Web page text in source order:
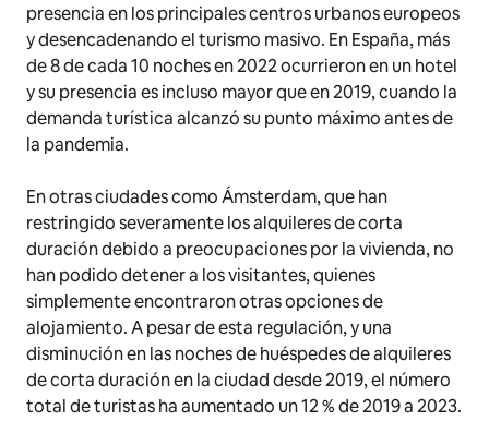
presencia en los principales centros urbanos europeos
y desencadenando el turismo masivo. En España, más
de 8 de cada 10 noches en 2022 ocurrieron en un hotel
y su presencia es incluso mayor que en 2019, cuando la
demanda turística alcanzó su punto máximo antes de
la pandemia.
En otras ciudades como Ámsterdam, que han
restringido severamente los alquileres de corta
duración debido a preocupaciones por la vivienda, no
han podido detener a los visitantes, quienes
simplemente encontraron otras opciones de
alojamiento. A pesar de esta regulación, y una
disminución en las noches de huéspedes de alquileres
de corta duración en la ciudad desde 2019, el número
total de turistas ha aumentado un 12 % de 2019 a 2023.